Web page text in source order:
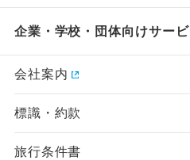
企業・学校・団体向けサー
会社案内
標識・約款
旅行条件書